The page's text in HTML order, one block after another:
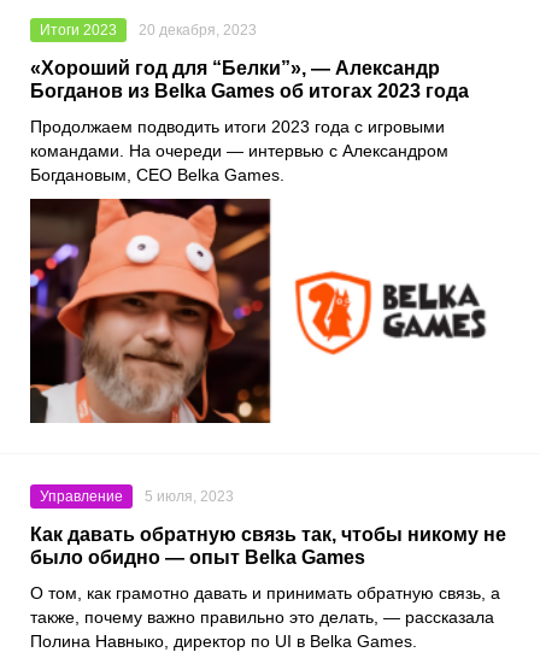
Итоги 2023 20 декабря, 2023
«Хороший год для “Белки”», — Александр
Богданов из Belka Games об итогах 2023 года
Продолжаем подводить итоги 2023 года с игровыми
командами. На очереди — интервью с Александром
Богдановым, CEO Belka Games.
Управление 5 июля, 2023
Как давать обратную связь так, чтобы никому не
было обидно — опыт Belka Games
О том, как грамотно давать и принимать обратную связь, а
также, почему важно правильно это делать, — рассказала
Полина Навныко , директор по UI в Belka Games